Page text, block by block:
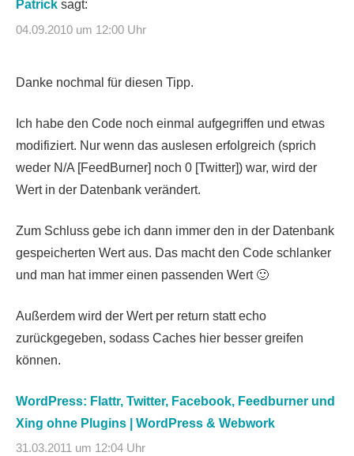
Patrick sagt:
04.09.2010 um 12:00 Uhr
Danke nochmal für diesen Tipp.
Ich habe den Code noch einmal aufgegriffen und etwas
modifiziert. Nur wenn das auslesen erfolgreich (sprich
weder N/A [FeedBurner] noch 0 [Twitter]) war, wird der
Wert in der Datenbank verändert.
Zum Schluss gebe ich dann immer den in der Datenbank
gespeicherten Wert aus. Das macht den Code schlanker
und man hat immer einen passenden Wert 🙂
Außerdem wird der Wert per return statt echo
zurückgegeben, sodass Caches hier besser greifen
können.
WordPress: Flattr, Twitter, Facebook, Feedburner und
Xing ohne Plugins | WordPress & Webwork
31.03.2011 um 12:04 Uhr